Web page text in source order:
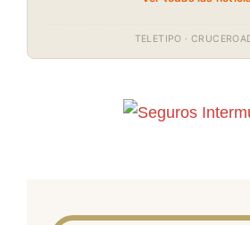
TELETIPO ·